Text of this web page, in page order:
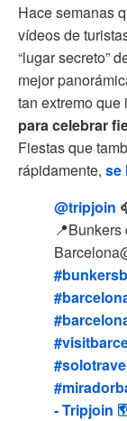
Hace semanas
vídeos de
“lugar secreto”
mejor
tan extremo que
para celebrar
Fiestas que
rápidamente, se
@tripjoin
- Tripjoin